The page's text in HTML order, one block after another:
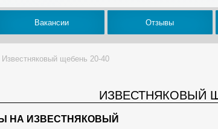
Вакансии Отзывы
Известняковый щебень 20-40
ИЗВЕСТНЯКОВЫЙ
НА ИЗВЕСТНЯКОВЫЙ